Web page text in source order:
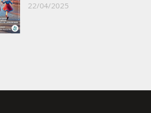
22/04/2025